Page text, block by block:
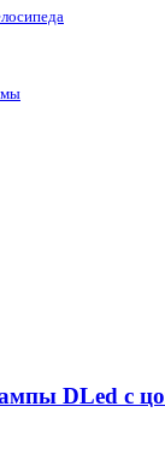
DLed с